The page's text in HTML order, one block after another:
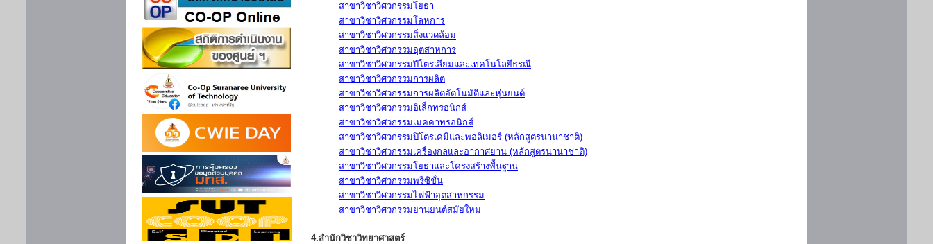
สาขาวิชาวิศวกรรมโยธา
สาขาวิชาวิศวกรรมโลหการ
สาขาวิชาวิศวกรรมสิ่งแวดล้อม
สาขาวิชาวิศวกรรมอุตสาหการ
สาขาวิชาวิศวกรรมปิโตรเลียมและเทคโนโลยีธรณี
สาขาวิชาวิศวกรรมการผลิต
สาขาวิชาวิศวกรรมการผลิตอัตโนมัติและหุ่นยนต์
สาขาวิชาวิศวกรรมอิเล็กทรอนิกส์
สาขาวิชาวิศวกรรมเมคคาทรอนิกส์
สาขาวิชาวิศวกรรมปิโตรเคมีและพอลิเมอร์ (หลักสูตรนานาชาติ)
สาขาวิชาวิศวกรรมเครื่องกลและอากาศยาน (หลักสูตรนานาชาติ)
สาขาวิชาวิศวกรรมโยธาและโครงสร้างพื้นฐาน
สาขาวิชาวิศวกรรมพรีซิชั่น
สาขาวิชาวิศวกรรมไฟฟ้าอุตสาหกรรม
สาขาวิชาวิศวกรรมยานยนต์สมัยใหม่
4.สำนักวิชาวิทยาศาสตร์